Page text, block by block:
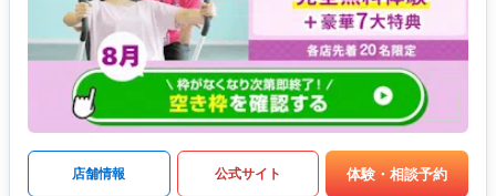
店舗情報 公式サイト 体験・相談予約